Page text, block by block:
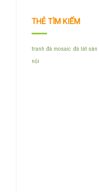
THẺ TÌM KIẾM
tranh đá mosaic đá lát sàn
nội